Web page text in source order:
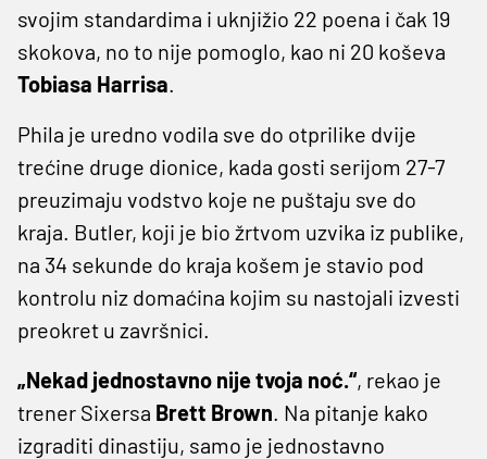
svojim standardima i uknjižio 22 poena i čak 19
skokova, no to nije pomoglo, kao ni 20 koševa
Tobiasa Harrisa.
Phila je uredno vodila sve do otprilike dvije
trećine druge dionice, kada gosti serijom 27-7
preuzimaju vodstvo koje ne puštaju sve do
kraja. Butler, koji je bio žrtvom uzvika iz publike,
na 34 sekunde do kraja košem je stavio pod
kontrolu niz domaćina kojim su nastojali izvesti
preokret u završnici.
„Nekad jednostavno nije tvoja noć.“, rekao je
trener Sixersa Brett Brown. Na pitanje kako
izgraditi dinastiju, samo je jednostavno